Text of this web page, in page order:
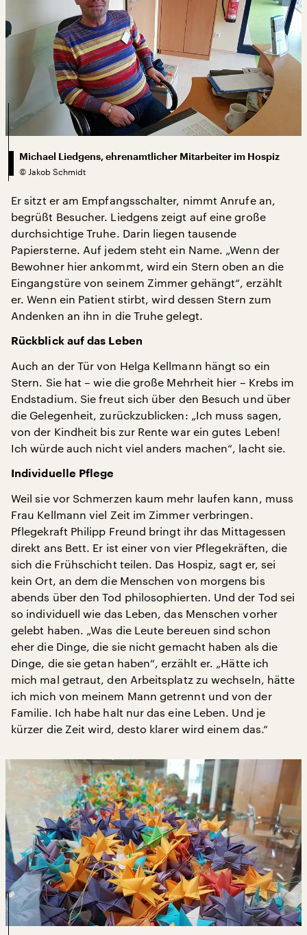
Michael Liedgens, ehrenamtlicher Mitarbeiter im Hospiz
© Jakob Schmidt
Er sitzt er am Empfangsschalter, nimmt Anrufe an,
begrüßt Besucher. Liedgens zeigt auf eine große
durchsichtige Truhe. Darin liegen tausende
Papiersterne. Auf jedem steht ein Name. „Wenn der
Bewohner hier ankommt, wird ein Stern oben an die
Eingangstüre von seinem Zimmer gehängt“, erzählt
er. Wenn ein Patient stirbt, wird dessen Stern zum
Andenken an ihn in die Truhe gelegt.
Rückblick auf das Leben
Auch an der Tür von Helga Kellmann hängt so ein
Stern. Sie hat – wie die große Mehrheit hier – Krebs im
Endstadium. Sie freut sich über den Besuch und über
die Gelegenheit, zurückzublicken: „Ich muss sagen,
von der Kindheit bis zur Rente war ein gutes Leben!
Ich würde auch nicht viel anders machen“, lacht sie.
Individuelle Pflege
Weil sie vor Schmerzen kaum mehr laufen kann, muss
Frau Kellmann viel Zeit im Zimmer verbringen.
Pflegekraft Philipp Freund bringt ihr das Mittagessen
direkt ans Bett. Er ist einer von vier Pflegekräften, die
sich die Frühschicht teilen. Das Hospiz, sagt er, sei
kein Ort, an dem die Menschen von morgens bis
abends über den Tod philosophierten. Und der Tod sei
so individuell wie das Leben, das Menschen vorher
gelebt haben. „Was die Leute bereuen sind schon
eher die Dinge, die sie nicht gemacht haben als die
Dinge, die sie getan haben“, erzählt er. „Hätte ich
mich mal getraut, den Arbeitsplatz zu wechseln, hätte
ich mich von meinem Mann getrennt und von der
Familie. Ich habe halt nur das eine Leben. Und je
kürzer die Zeit wird, desto klarer wird einem das.“